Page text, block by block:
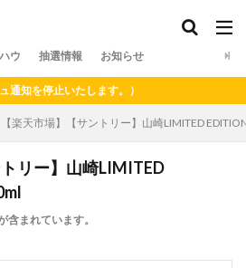
ウ 抽選情報 お知らせ
停止いたします。）
【楽天市場】【サントリー】山崎LIMITED
トリー】山崎LIMITED
含まれています。